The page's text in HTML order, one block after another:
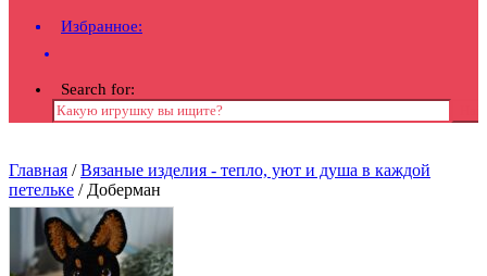
Избранное:
Search for:
Главная /Вязаные изделия - тепло, уют и душа в каждой
петельке / Доберман